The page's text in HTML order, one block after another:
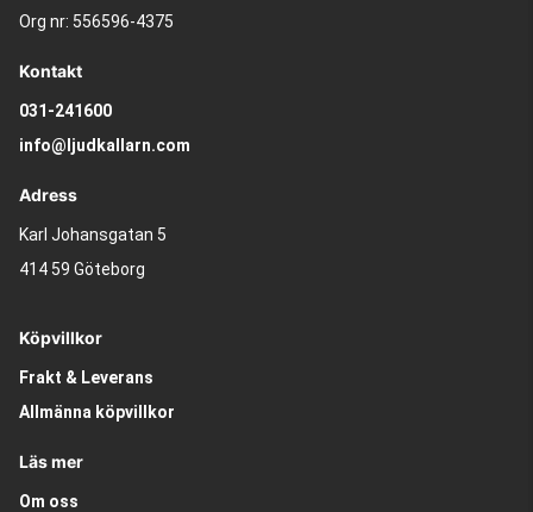
Org nr: 556596-4375
Kontakt
031-241600
info@ljudkallarn.com
Adress
Karl Johansgatan 5
414 59 Göteborg
Köpvillkor
Frakt & Leverans
Allmänna köpvillkor
Läs mer
Om oss